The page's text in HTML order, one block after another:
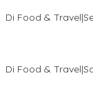
Di Food & Travel|
Di Food & Travel|